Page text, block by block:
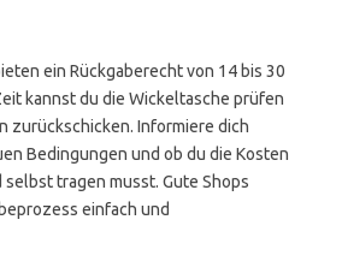
ein Rückgaberecht von 14 bis 30
kannst du die Wickeltasche prüfen
zurückschicken. Informiere dich
Bedingungen und ob du die Kosten
tragen musst. Gute Shops
einfach und